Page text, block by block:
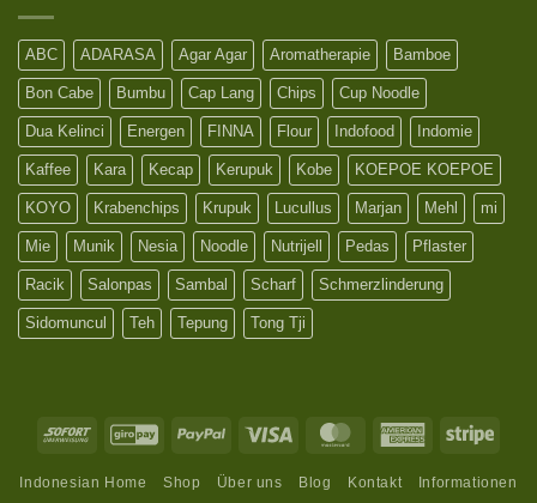
ABC ADARASA Agar Agar Aromatherapie Bamboe
Bon Cabe Bumbu Cap Lang Chips Cup Noodle
Dua Kelinci Energen FINNA Flour Indofood Indomie
Kaffee Kara Kecap Kerupuk Kobe KOEPOE KOEPOE
KOYO Krabenchips Krupuk Lucullus Marjan Mehl mi
Mie Munik Nesia Noodle Nutrijell Pedas Pflaster
Racik Salonpas Sambal Scharf Schmerzlinderung
Sidomuncul Teh Tepung Tong Tji
Sofort GiroPay PayPal Visa MasterCardAmericanStripe
Indonesian Home Shop Über uns Blog Kontakt Informationen